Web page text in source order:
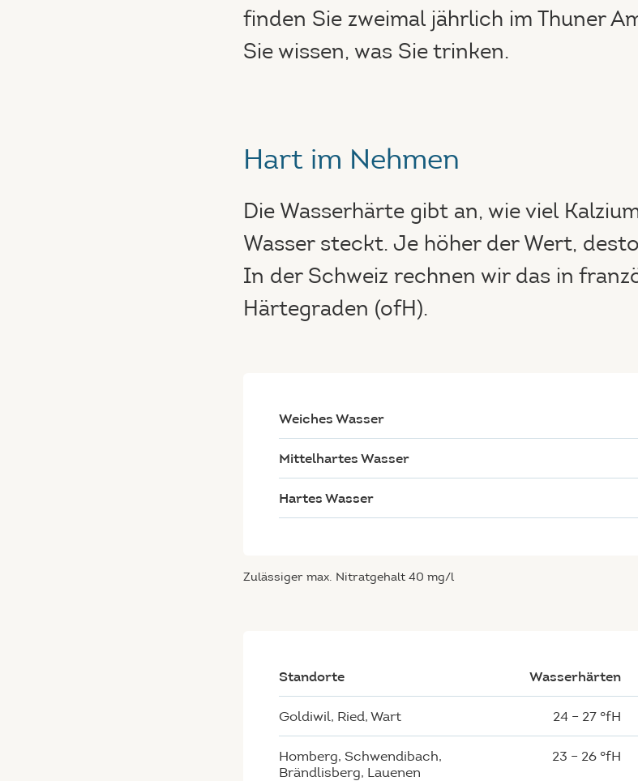
finden Sie zweimal jährlich im Thuner
Sie wissen, was Sie trinken.
Hart im Nehmen
Die Wasserhärte gibt an, wie viel
Wasser steckt. Je höher der Wert,
In der Schweiz rechnen wir das in
Härtegraden (ofH).
Weiches Wasser
Mittelhartes Wasser
Hartes Wasser
Zulässiger max. Nitratgehalt 40 mg/l
Standorte Wasserhärten
Goldiwil, Ried, Wart 24 – 27 °fH
Homberg, Schwendibach,
Brändlisberg, Lauenen
23 – 26 °fH